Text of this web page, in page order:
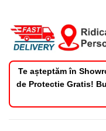
Te așteptăm în
de Protectie Gratis!